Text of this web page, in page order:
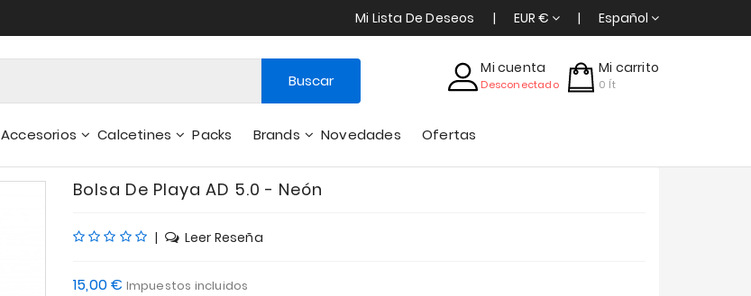
Mi Lista De Deseos EUR € Español
Buscar
Mi cuenta
Desconectado
Mi carrito
0 Ít
Accesorios Calcetines Packs Brands Novedades Ofertas
Bolsa De Playa AD 5.0 - Neón
| Leer Reseña
15,00 € Impuestos incluidos